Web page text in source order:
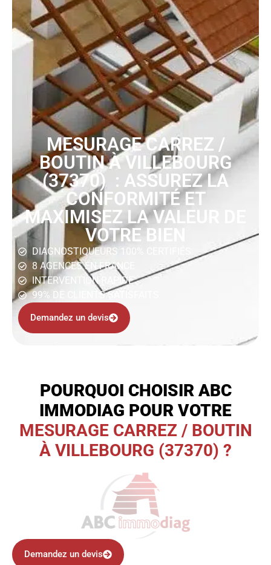
MESURAGE CARREZ /
BOUTIN À VILLEBOURG
(37370) : ASSUREZ LA
CONFORMITÉ ET
MAXIMISEZ LA VALEUR DE
VOTRE BIEN
DIAGNOSTIQUEURS 100% CERTIFIÉS
8 AGENCES EN FRANCE
INTERVENTION RAPIDE
99% DE CLIENTS SATISFAITS
Demandez un devis
POURQUOI CHOISIR ABC
IMMODIAG POUR VOTRE
MESURAGE CARREZ / BOUTIN
À VILLEBOURG (37370) ?
Demandez un devis